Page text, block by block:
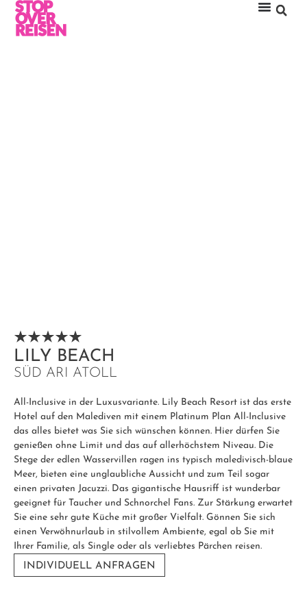
LILY BEACH
SÜD ARI ATOLL
All-Inclusive in der Luxusvariante. Lily Beach Resort ist das erste
Hotel auf den Malediven mit einem Platinum Plan All-Inclusive
das alles bietet was Sie sich wünschen können. Hier dürfen Sie
genießen ohne Limit und das auf allerhöchstem Niveau. Die
Stege der edlen Wasservillen ragen ins typisch maledivisch-blaue
Meer, bieten eine unglaubliche Aussicht und zum Teil sogar
einen privaten Jacuzzi. Das gigantische Hausriff ist wunderbar
geeignet für Taucher und Schnorchel Fans. Zur Stärkung erwartet
Sie eine sehr gute Küche mit großer Vielfalt. Gönnen Sie sich
einen Verwöhnurlaub in stilvollem Ambiente, egal ob Sie mit
Ihrer Familie, als Single oder als verliebtes Pärchen reisen.
INDIVIDUELL ANFRAGEN